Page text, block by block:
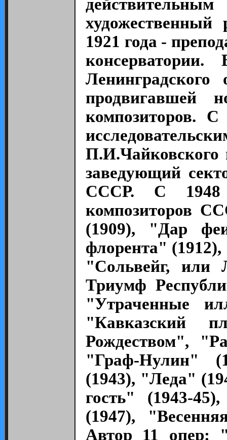
1921 года -
продвигавшей
композиторов.
П.И.Чайковского
заведующий
СССР. С 1948
композиторов
(1909), "Дар
флорента"
"Сольвейг, или
Триумф
"Утраченные
"Кавказский
Рождеством",
"Граф-Нулин"
(1943), "Леда"
гость" (1943-
(1947),
Автор 11 опер: